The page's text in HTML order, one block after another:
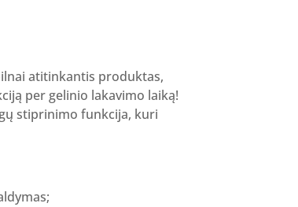
atitinkantis produktas,
per gelinio lakavimo laiką!
stiprinimo funkcija, kuri